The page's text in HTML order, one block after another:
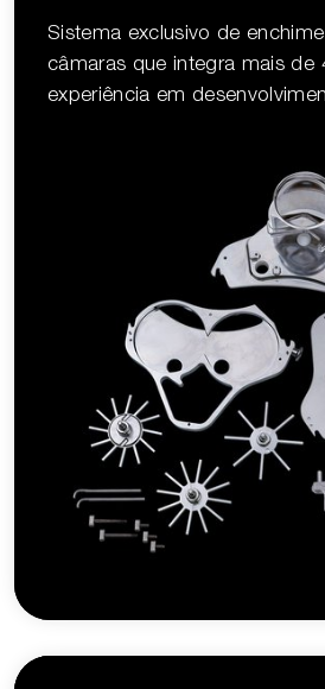
Sistema exclusivo de
câmaras que integra mais de
experiência em